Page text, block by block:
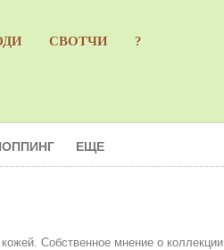
СВОТЧИ ?
ЕЩЕ
Собственное мнение о коллекции